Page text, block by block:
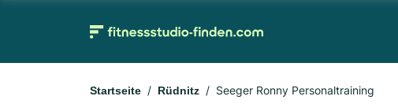
Startseite Rüdnitz Seeger Ronny Personaltraining